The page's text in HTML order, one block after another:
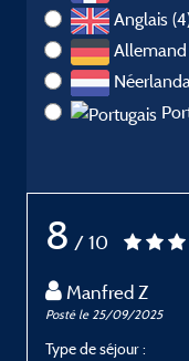
Anglais
Allemand
8 / 10
Manfred Z
Posté le 25/09/2025
Type de séjour :